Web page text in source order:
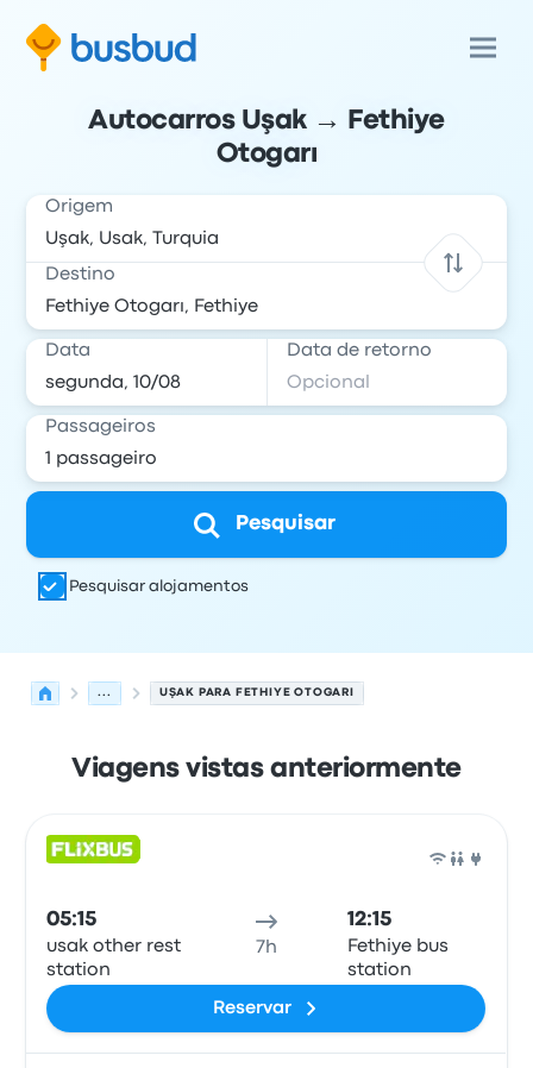
Autocarros Uşak → Fethiye
Otogarı
Origem
Destino
Data Data de retorno
Passageiros
Pesquisar
Pesquisar alojamentos
... UŞAK PARA FETHIYE OTOGARI
Viagens vistas anteriormente
05:15
usak other rest
station
7h
12:15
Fethiye bus
station
Reservar